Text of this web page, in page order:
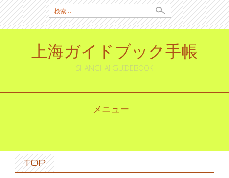
検
索:
上海ガイドブック手帳
SHANGHAI GUIDEBOOK
メニュー
テ
ン
ツ
TOP